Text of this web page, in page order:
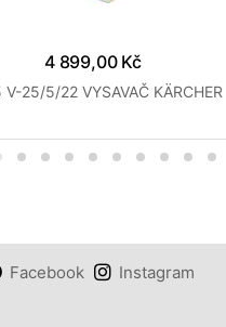
4 899,00 Kč
V-25/5/22 VYSAVAČ KÄRCHER
Facebook Instagram